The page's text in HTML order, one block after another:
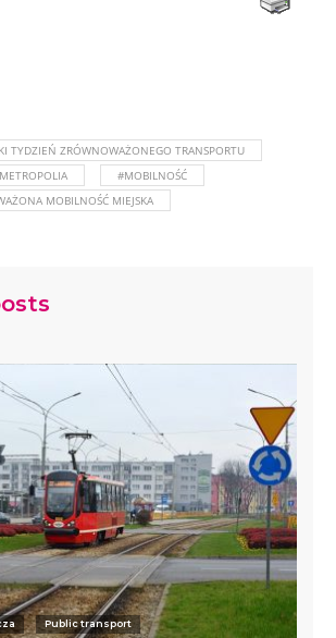
TYDZIEŃ ZRÓWNOWAŻONEGO TRANSPORTU
#MOBILNOŚĆ
MOBILNOŚĆ MIEJSKA
Public transport